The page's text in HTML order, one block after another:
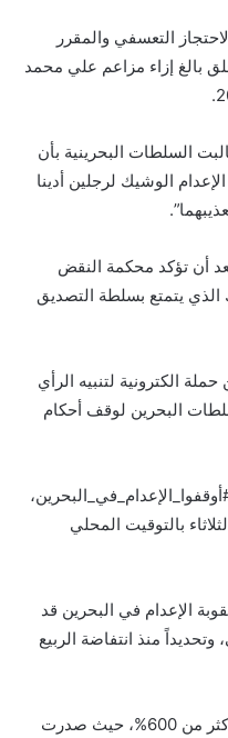
التعسفي والمقرر
بالغ إزاء مزاعم علي محمد
السلطات البحرينية بأن
الوشيك لرجلين أدينا
أن تؤكد محكمة النقض
الذي يتمتع بسلطة التصديق
الكترونية لتنبيه الرأي
البحرين لوقف أحكام
بالتوقيت المحلي
الإعدام في البحرين قد
منذ انتفاضة الربيع
وارتفعت أحكام الإعدام في البحرين بأكثر من 600%، حيث صدرت